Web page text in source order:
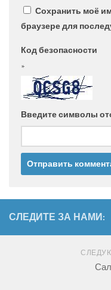
Сохранить моё
браузере для
Код безопасности
*
Введите символы
СЛЕДИТЕ ЗА НАМИ: